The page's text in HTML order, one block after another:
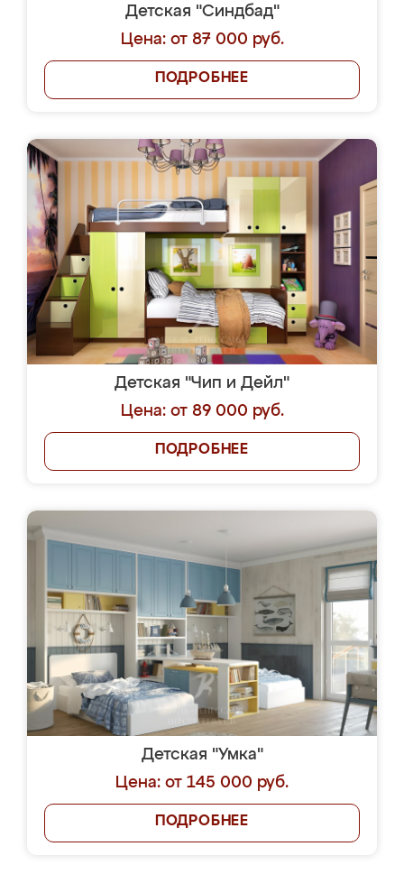
Детская "Синдбад"
Цена: от 87 000 руб.
ПОДРОБНЕЕ
Детская "Чип и Дейл"
Цена: от 89 000 руб.
ПОДРОБНЕЕ
Детская "Умка"
Цена: от 145 000 руб.
ПОДРОБНЕЕ